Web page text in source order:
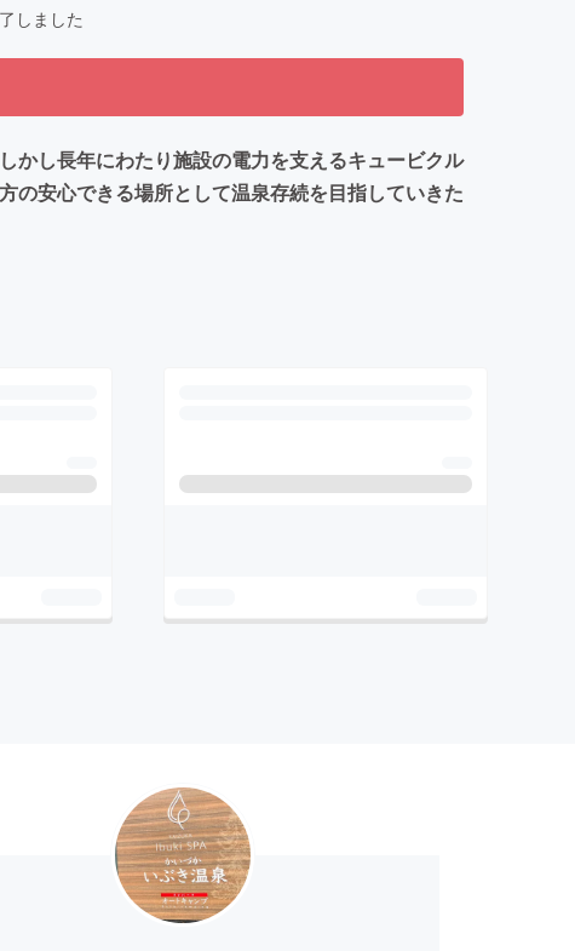
しました
かし長年にわたり施設の電力を支えるキュービクル
の安心できる場所として温泉存続を目指していきた